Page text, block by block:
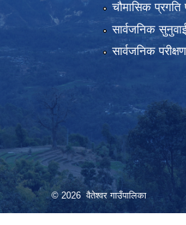
चौमासिक प्रगति
सार्वजनिक
सार्वजनिक परीक्षण
© 2026 वैतेश्वर गाउँपालिका